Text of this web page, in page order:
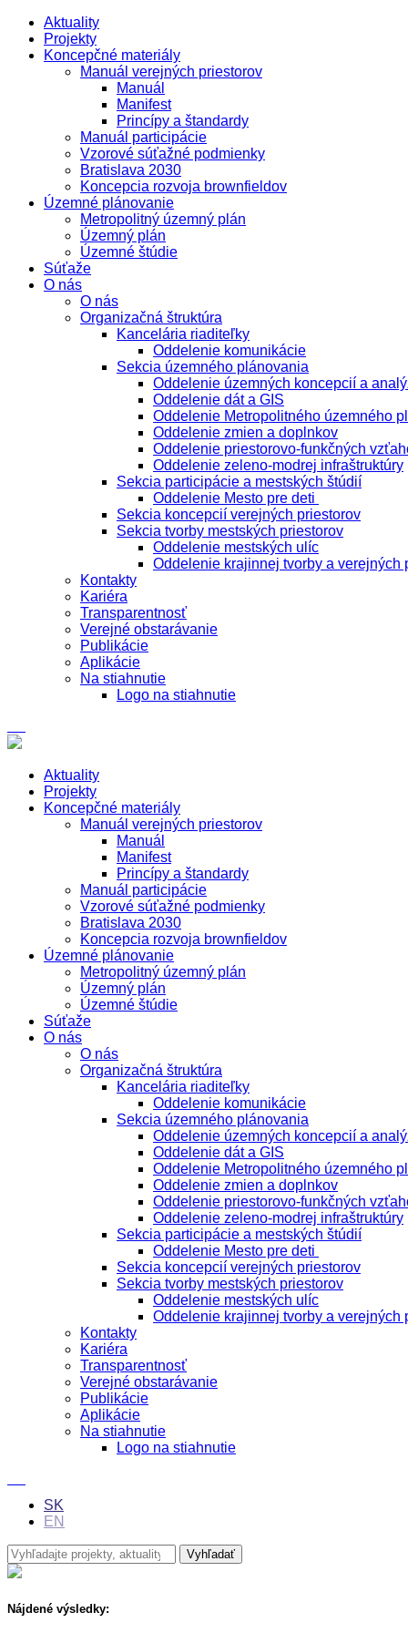
Aktuality
Projekty
Koncepčné materiály
Manuál verejných priestorov
Manuál
Manifest
Princípy a štandardy
Manuál participácie
Vzorové súťažné podmienky
Bratislava 2030
Koncepcia rozvoja brownfieldov
Územné plánovanie
Metropolitný územný plán
Územný plán
Územné štúdie
Súťaže
O nás
O nás
Organizačná štruktúra
Kancelária riaditeľky
Oddelenie komunikácie
Sekcia územného plánovania
Oddelenie územných koncepcií a
Oddelenie dát a GIS
Oddelenie Metropolitného územného
Oddelenie zmien a doplnkov
Oddelenie priestorovo-funkčných
Oddelenie zeleno-modrej infraštruktúry
Sekcia participácie a mestských štúdií
Oddelenie Mesto pre deti
Sekcia koncepcií verejných priestorov
Sekcia tvorby mestských priestorov
Oddelenie mestských ulíc
Oddelenie krajinnej tvorby a verejných
Kontakty
Kariéra
Transparentnosť
Verejné obstarávanie
Publikácie
Aplikácie
Na stiahnutie
Logo na stiahnutie
Aktuality
Projekty
Koncepčné materiály
Manuál verejných priestorov
Manuál
Manifest
Princípy a štandardy
Manuál participácie
Vzorové súťažné podmienky
Bratislava 2030
Koncepcia rozvoja brownfieldov
Územné plánovanie
Metropolitný územný plán
Územný plán
Územné štúdie
Súťaže
O nás
O nás
Organizačná štruktúra
Kancelária riaditeľky
Oddelenie komunikácie
Sekcia územného plánovania
Oddelenie územných koncepcií a
Oddelenie dát a GIS
Oddelenie Metropolitného územného
Oddelenie zmien a doplnkov
Oddelenie priestorovo-funkčných
Oddelenie zeleno-modrej infraštruktúry
Sekcia participácie a mestských štúdií
Oddelenie Mesto pre deti
Sekcia koncepcií verejných priestorov
Sekcia tvorby mestských priestorov
Oddelenie mestských ulíc
Oddelenie krajinnej tvorby a verejných
Kontakty
Kariéra
Transparentnosť
Verejné obstarávanie
Publikácie
Aplikácie
Na stiahnutie
Logo na stiahnutie
SK
EN
Nájdené výsledky: